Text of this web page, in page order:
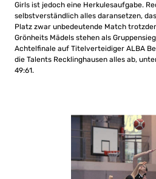
Girls ist jedoch eine Herkulesaufgabe.
selbstverständlich alles daransetzen,
Platz zwar unbedeutende Match
Grönheits Mädels stehen als
Achtelfinale auf Titelverteidiger ALBA
die Talents Recklinghausen alles ab,
49:61.